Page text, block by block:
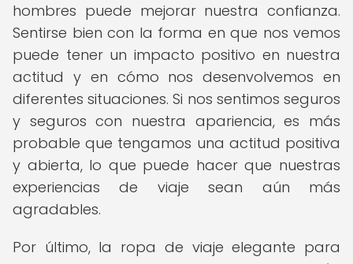
hombres puede mejorar nuestra confianza.
Sentirse bien con la forma en que nos vemos
puede tener un impacto positivo en nuestra
actitud y en cómo nos desenvolvemos en
diferentes situaciones. Si nos sentimos seguros
y seguros con nuestra apariencia, es más
probable que tengamos una actitud positiva
y abierta, lo que puede hacer que nuestras
experiencias de viaje sean aún más
agradables.
Por último, la ropa de viaje elegante para